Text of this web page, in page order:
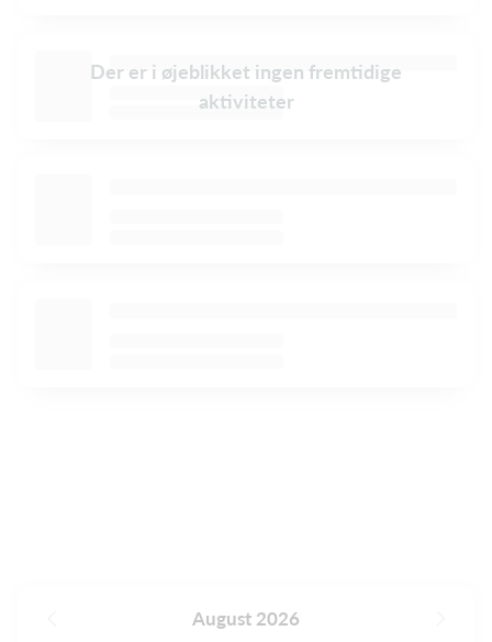
Der er i øjeblikket ingen fremtidige
aktiviteter
August 2026